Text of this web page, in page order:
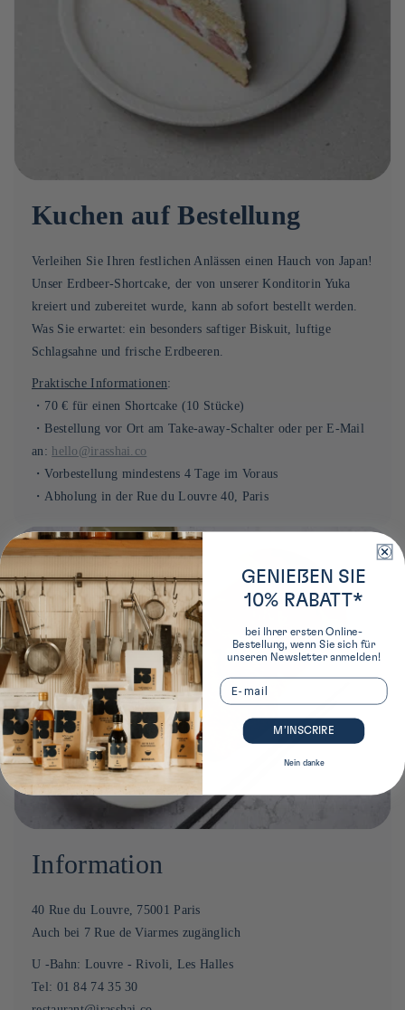
Kuchen auf Bestellung
Verleihen Sie Ihren festlichen Anlässen einen Hauch von Japan!
Unser Erdbeer-Shortcake, der von unserer Konditorin Yuka
kreiert und zubereitet wurde, kann ab sofort bestellt werden.
Was Sie erwartet: ein besonders saftiger Biskuit, luftige
Schlagsahne und frische Erdbeeren.
Praktische Informationen:
・70 € für einen Shortcake (10 Stücke)
・Bestellung vor Ort am Take-away-Schalter oder per E-Mail
an: hello@irasshai.co
・Vorbestellung mindestens 4 Tage im Voraus
・Abholung in der Rue du Louvre 40, Paris
Information
40 Rue du Louvre, 75001 Paris
Auch bei 7 Rue de Viarmes zugänglich
U -Bahn: Louvre - Rivoli, Les Halles
Tel: 01 84 74 35 30
GENIEßEN SIE
10% RABATT*
bei Ihrer ersten Online-
Bestellung, wenn Sie sich für
unseren Newsletter anmelden!
Email
M’INSCRIRE
Nein danke